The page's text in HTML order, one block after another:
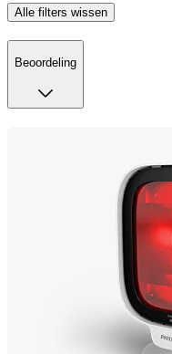
Alle filters wissen
Beoordeling